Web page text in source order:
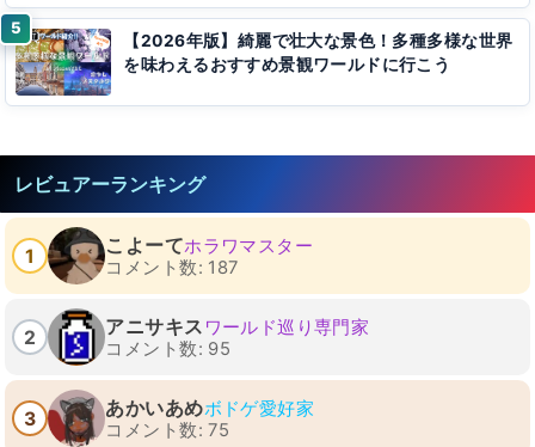
【2026年版】綺麗で壮大な景色！多種多様な世界
を味わえるおすすめ景観ワールドに行こう
レビュアーランキング
1 こよーてホラワマスター
コメント数: 187
2 アニサキス ワールド巡り専門家
コメント数: 95
3 あかいあめボドゲ愛好家
コメント数: 75